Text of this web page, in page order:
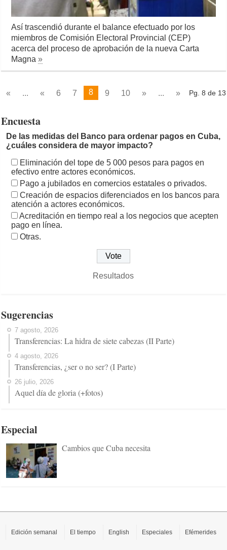
Así trascendió durante el balance efectuado por los
miembros de Comisión Electoral Provincial (CEP)
acerca del proceso de aprobación de la nueva Carta
Magna»
Pg. 8 de 13
« ... « 6 7 8 9 10 » ... »
Encuesta
De las medidas del Banco para ordenar pagos en Cuba,
¿cuáles considera de mayor impacto?
Eliminación del tope de 5 000 pesos para pagos en
efectivo entre actores económicos.
Pago a jubilados en comercios estatales o privados.
Creación de espacios diferenciados en los bancos para
atención a actores económicos.
Acreditación en tiempo real a los negocios que acepten
pago en línea.
Otras.
Resultados
Sugerencias
7 agosto, 2026
Transferencias: La hidra de siete cabezas (II Parte)
4 agosto, 2026
Transferencias, ¿ser o no ser? (I Parte)
26 julio, 2026
Aquel día de gloria (+fotos)
Especial
Cambios que Cuba necesita
Edición semanal El tiempo English Especiales Efémerides